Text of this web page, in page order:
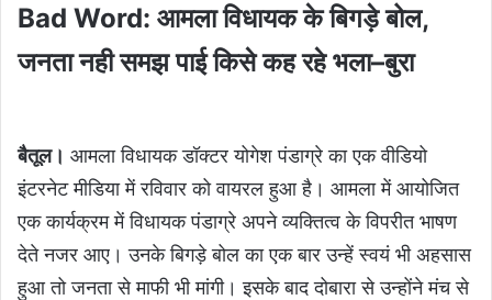
Bad Word: आमला विधायक के बिगड़े बोल,
जनता नही समझ पाई किसे कह रहे भला–बुरा
बैतूल। आमला विधायक डॉक्टर योगेश पंडाग्रे का एक वीडियो
इंटरनेट मीडिया में रविवार को वायरल हुआ है। आमला में आयोजित
एक कार्यक्रम में विधायक पंडाग्रे अपने व्यक्तित्व के विपरीत भाषण
देते नजर आए। उनके बिगड़े बोल का एक बार उन्हें स्वयं भी अहसास
हुआ तो जनता से माफी भी मांगी। इसके बाद दोबारा से उन्होंने मंच से